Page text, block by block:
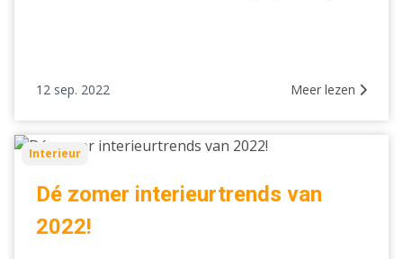
12 sep. 2022 Meer lezen
Dé
interieurtrends
2022!
Interieur
Dé zomer interieurtrends van
2022!